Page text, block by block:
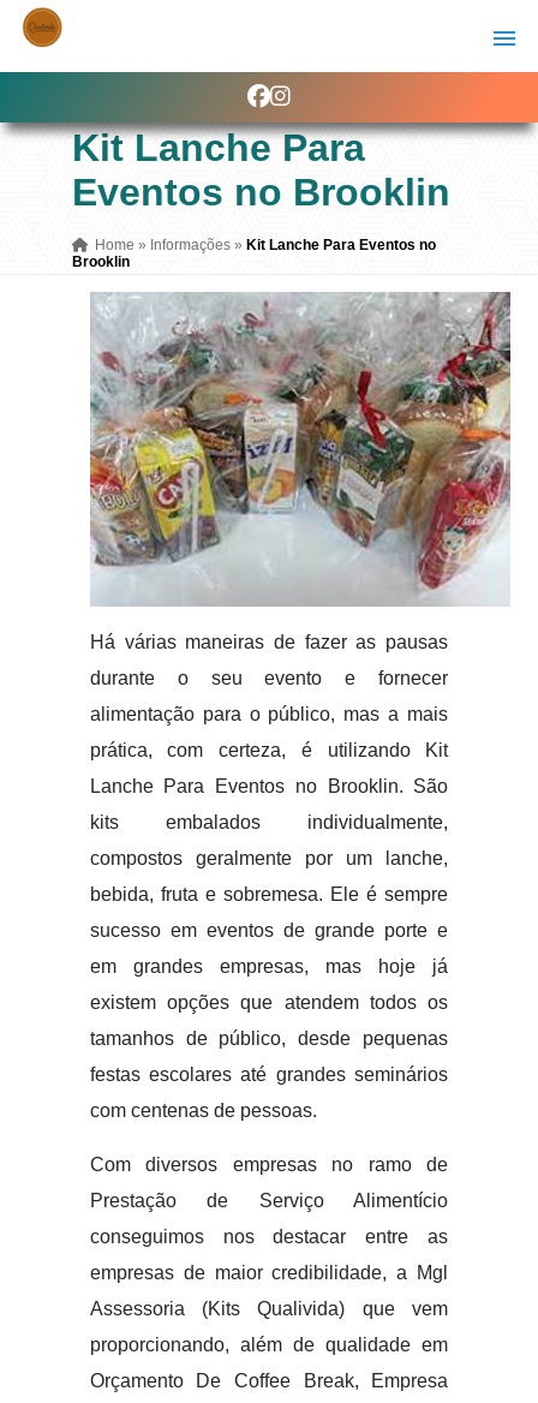
Kit Lanche Para
Eventos no Brooklin
Home » Informações » Kit Lanche Para Eventos no
Brooklin
Há várias maneiras de fazer as pausas
durante o seu evento e fornecer
alimentação para o público, mas a mais
prática, com certeza, é utilizando Kit
Lanche Para Eventos no Brooklin. São
kits embalados individualmente,
compostos geralmente por um lanche,
bebida, fruta e sobremesa. Ele é sempre
sucesso em eventos de grande porte e
em grandes empresas, mas hoje já
existem opções que atendem todos os
tamanhos de público, desde pequenas
festas escolares até grandes seminários
com centenas de pessoas.
Com diversos empresas no ramo de
Prestação de Serviço Alimentício
conseguimos nos destacar entre as
empresas de maior credibilidade, a Mgl
Assessoria (Kits Qualivida) que vem
proporcionando, além de qualidade em
Orçamento De Coffee Break, Empresa